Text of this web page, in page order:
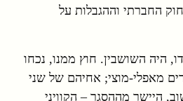
החברתי וההגבלות על
היה השושבין. חוץ ממנו, נכחו
מאפלי-מוצי; אחיהם של שני
היישר מההסגר – הקוויני